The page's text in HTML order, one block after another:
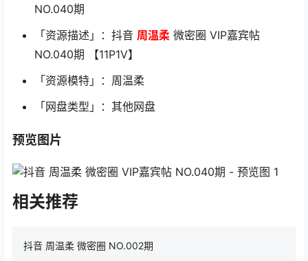
NO.040期
「资源描述」：抖音 周温柔 微密圈 VIP嘉宾帖
NO.040期 【11P1V】
「资源模特」：周温柔
「网盘类型」：其他网盘
预览图片
相关推荐
抖音 周温柔 微密圈 NO.002期